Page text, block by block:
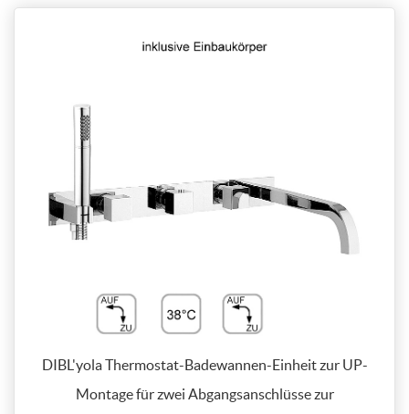
DIBL'yola Thermostat-Badewannen-Einheit zur UP-
Montage für zwei Abgangsanschlüsse zur